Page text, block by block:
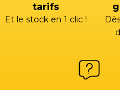
tarifs
Et le stock en 1 clic !